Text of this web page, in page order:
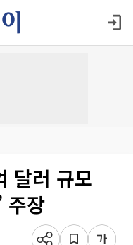
달러 규모
주장